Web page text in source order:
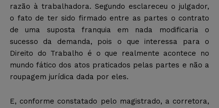
razão à trabalhadora. Segundo esclareceu o julgador,
o fato de ter sido firmado entre as partes o contrato
de uma suposta franquia em nada modificaria o
sucesso da demanda, pois o que interessa para o
Direito do Trabalho é o que realmente acontece no
mundo fático dos atos praticados pelas partes e não a
roupagem jurídica dada por eles.
E, conforme constatado pelo magistrado, a corretora,